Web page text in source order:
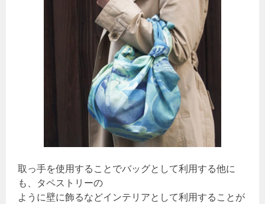
取っ手を使用することでバッグとして利用する他に
も、タペストリーの
ように壁に飾るなどインテリアとして利用することが